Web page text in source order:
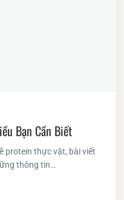
Bạn Cần Biết
protein thực vật, bài viết
thông tin…